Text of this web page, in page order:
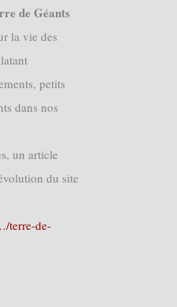
de Géants
la vie des
petits
dans nos
un article
du site
terre-de-